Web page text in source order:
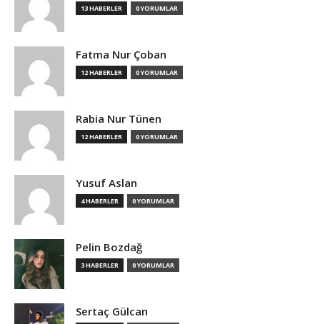
13 HABERLER 0 YORUMLAR
Fatma Nur Çoban
12 HABERLER 0 YORUMLAR
Rabia Nur Tünen
12 HABERLER 0 YORUMLAR
Yusuf Aslan
4 HABERLER 0 YORUMLAR
Pelin Bozdağ
3 HABERLER 0 YORUMLAR
Sertaç Gülcan